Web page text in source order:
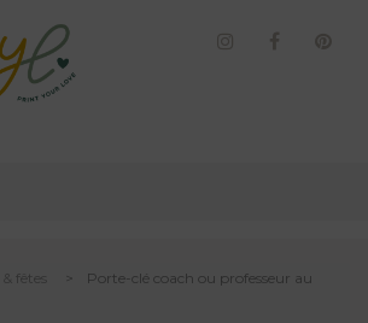
fêtes
Porte-clé coach ou professeur au